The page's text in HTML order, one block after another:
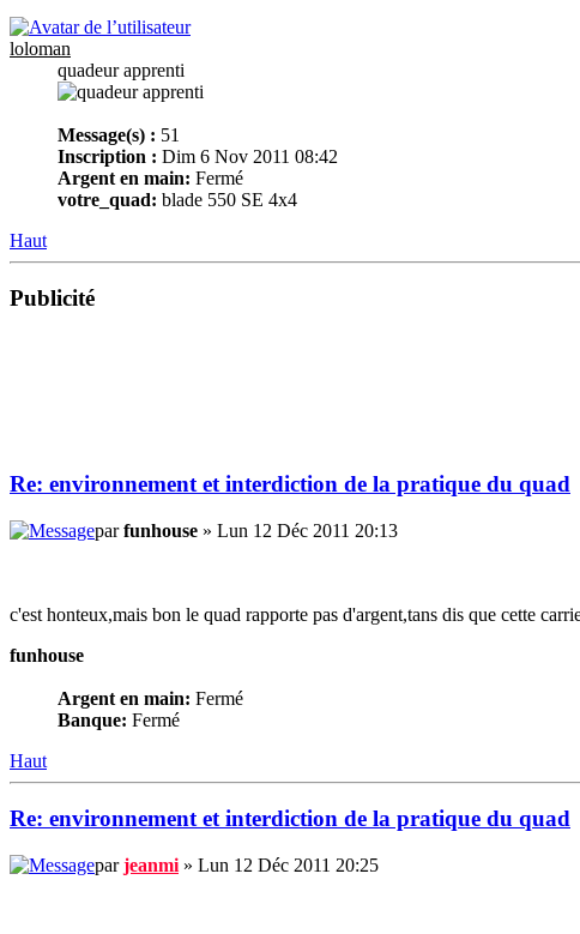
loloman
quadeur apprenti
Message(s) : 51
Inscription : Dim 6 Nov 2011 08:42
Argent en main: Fermé
votre_quad: blade 550 SE 4x4
Haut
Publicité
Re: environnement et interdiction de la pratique du quad
parfunhouse » Lun 12 Déc 2011 20:13
c'est honteux,mais bon le quad rapporte pas d'argent,tans dis que cette
funhouse
Argent en main: Fermé
Banque: Fermé
Haut
Re: environnement et interdiction de la pratique du quad
parjeanmi » Lun 12 Déc 2011 20:25